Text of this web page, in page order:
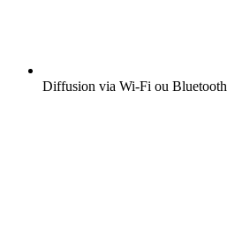
Diffusion via Wi-Fi ou Bluetooth